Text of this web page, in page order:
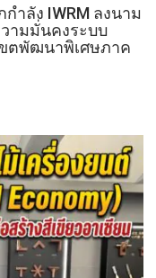
ำลัง IWRM ลงนาม
ามมั่นคงระบบ
ตพัฒนาพิเศษภาค